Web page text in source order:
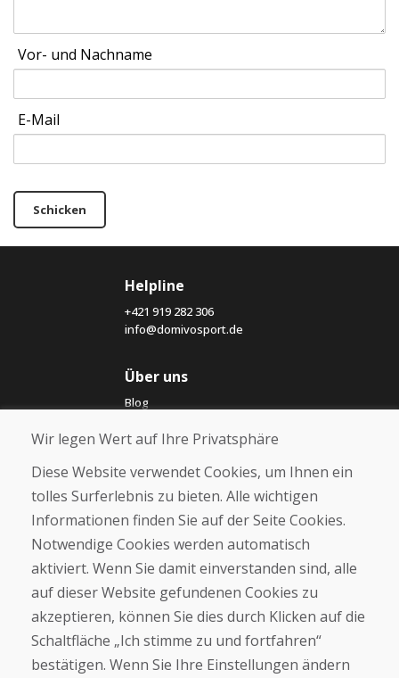
Vor- und Nachname
E-Mail
Schicken
Helpline
+421 919 282 306
info@domivosport.de
Über uns
Blog
Geschäft
Kaufen
E-Shop
Impressum
Geschäftsbedingungen
Zahlung
Beschwerde
Rückgabe und Umtausch von Waren
Cookies
Wir legen Wert auf Ihre Privatsphäre
Diese Website verwendet Cookies, um Ihnen ein
tolles Surferlebnis zu bieten. Alle wichtigen
Informationen finden Sie auf der Seite Cookies.
Notwendige Cookies werden automatisch
aktiviert. Wenn Sie damit einverstanden sind, alle
auf dieser Website gefundenen Cookies zu
akzeptieren, können Sie dies durch Klicken auf die
Schaltfläche „Ich stimme zu und fortfahren“
bestätigen. Wenn Sie Ihre Einstellungen ändern